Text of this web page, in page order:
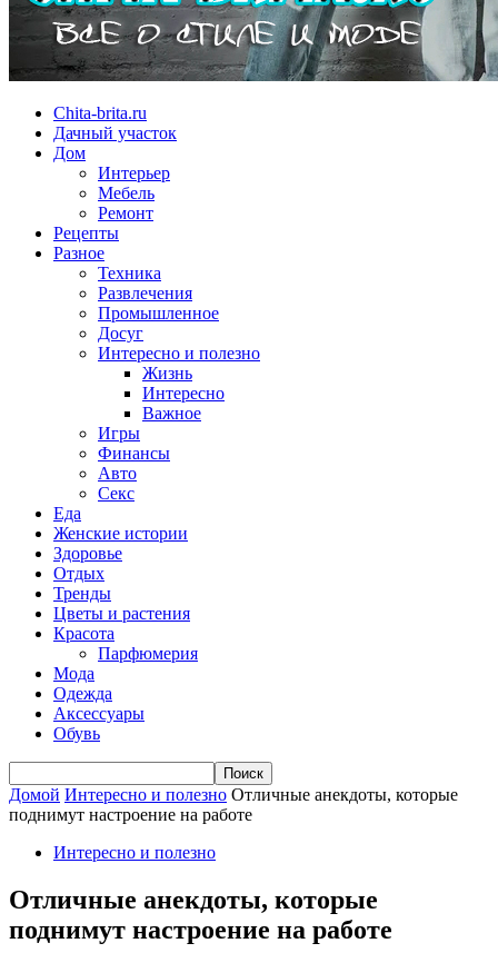
Chita-brita.ru
Дачный участок
Дом
Интерьер
Мебель
Ремонт
Рецепты
Разное
Техника
Развлечения
Промышленное
Досуг
Интересно и полезно
Жизнь
Интересно
Важное
Игры
Финансы
Авто
Секс
Еда
Женские истории
Здоровье
Отдых
Тренды
Цветы и растения
Красота
Парфюмерия
Мода
Одежда
Аксессуары
Обувь
Домой Интересно и полезно Отличные анекдоты, которые
поднимут настроение на работе
Интересно и полезно
Отличные анекдоты, которые
поднимут настроение на работе